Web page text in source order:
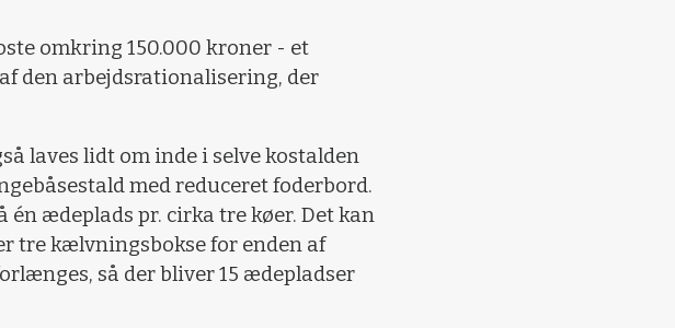
omkring 150.000 kroner - et
den arbejdsrationalisering, der
laves lidt om inde i selve kostalden
med reduceret foderbord.
én ædeplads pr. cirka tre køer. Det kan
tre kælvningsbokse for enden af
så der bliver 15 ædepladser